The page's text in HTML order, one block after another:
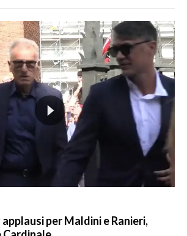
per Maldini e Ranieri,